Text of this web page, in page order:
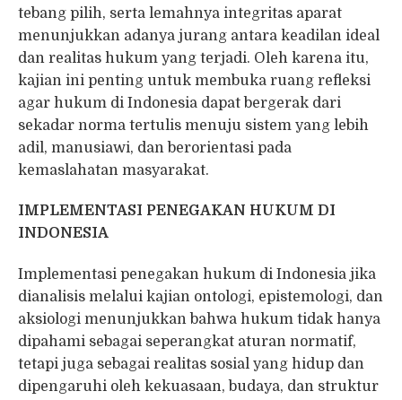
tebang pilih, serta lemahnya integritas aparat
menunjukkan adanya jurang antara keadilan ideal
dan realitas hukum yang terjadi. Oleh karena itu,
kajian ini penting untuk membuka ruang refleksi
agar hukum di Indonesia dapat bergerak dari
sekadar norma tertulis menuju sistem yang lebih
adil, manusiawi, dan berorientasi pada
kemaslahatan masyarakat.
IMPLEMENTASI PENEGAKAN HUKUM DI
INDONESIA
Implementasi penegakan hukum di Indonesia jika
dianalisis melalui kajian ontologi, epistemologi, dan
aksiologi menunjukkan bahwa hukum tidak hanya
dipahami sebagai seperangkat aturan normatif,
tetapi juga sebagai realitas sosial yang hidup dan
dipengaruhi oleh kekuasaan, budaya, dan struktur